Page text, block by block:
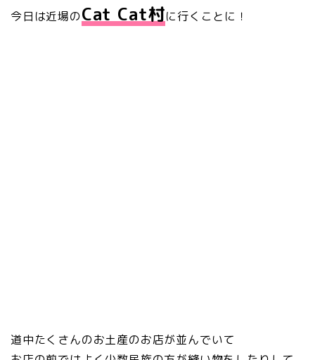
今日は近場のCat Cat村に行くことに！
道中たくさんのお土産のお店が並んでいて